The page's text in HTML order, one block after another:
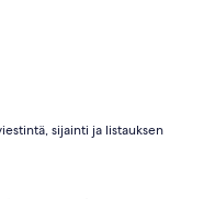
sijainti ja listauksen